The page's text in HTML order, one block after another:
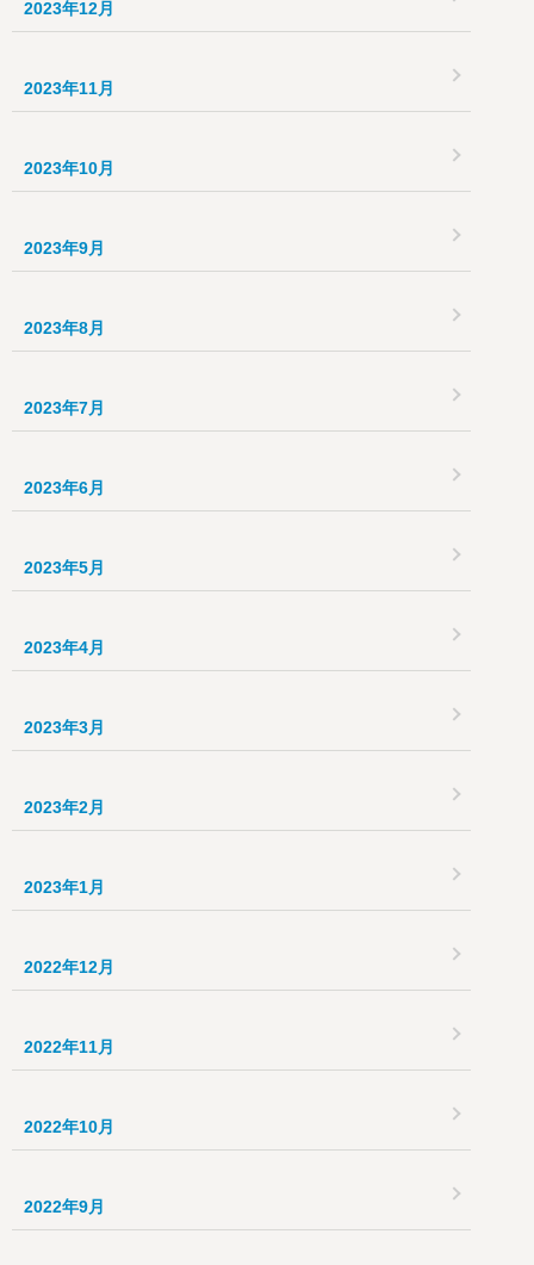
2023年12月
2023年11月
2023年10月
2023年9月
2023年8月
2023年7月
2023年6月
2023年5月
2023年4月
2023年3月
2023年2月
2023年1月
2022年12月
2022年11月
2022年10月
2022年9月